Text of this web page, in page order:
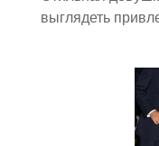
выглядеть